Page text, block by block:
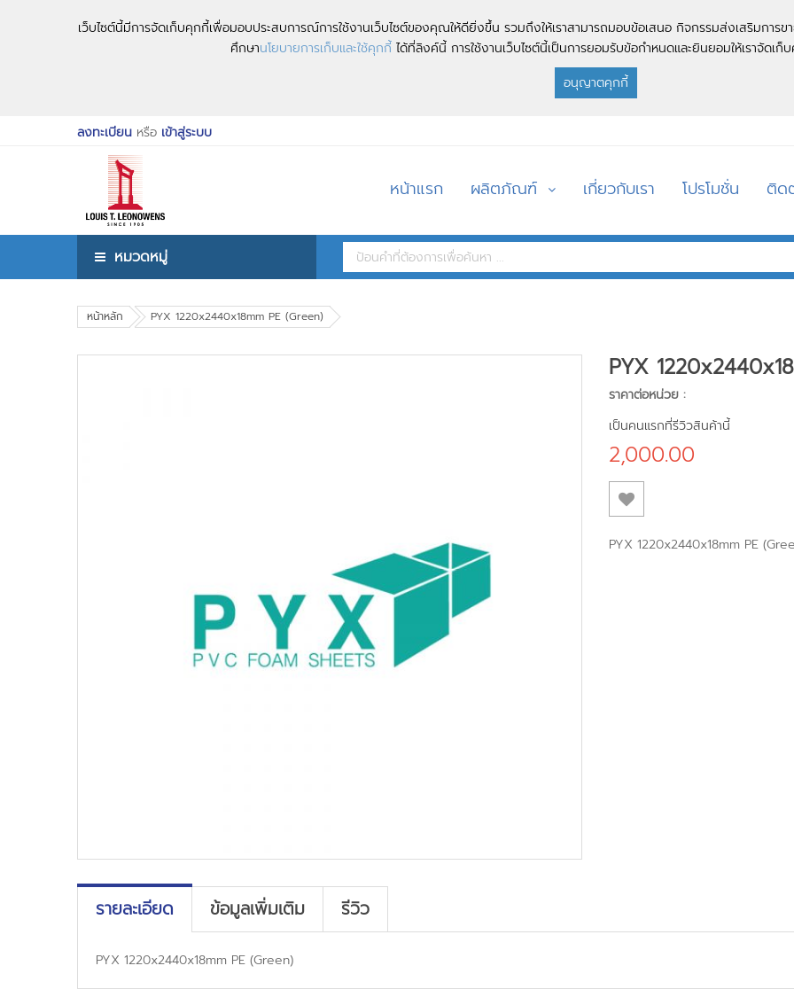
เว็บไซต์นี้มีการจัดเก็บคุกกี้เพื่อมอบประสบการณ์การใช้งานเว็บไซต์ของคุณให้ดียิ่งขึ้น รวมถึงให้เราสามารถมอบข้อเสนอ กิจกรรมส่งเสริมการ
ศึกษานโยบายการเก็บและใช้คุกกี้ ได้ที่ลิงค์นี้ การใช้งานเว็บไซต์นี้เป็นการยอมรับข้อกำหนดและยินยอมให้เราจัดเ
อนุญาตคุกกี้
ลงทะเบียน หรือ เข้าสู่ระบบ
หน้าแรก ผลิตภัณฑ์ เกี่ยวกับเรา โปรโมชั่น ติด
หมวดหมู่
หน้าหลัก PYX 1220x2440x18mm PE (Green)
PYX
ราคาต่อหน่วย :
เป็นคนแรกที่รีวิวสินค้านี้
2,000.00
PYX 1220x2440x18mm PE
รายละเอียด ข้อมูลเพิ่มเติม รีวิว
PYX 1220x2440x18mm PE (Green)